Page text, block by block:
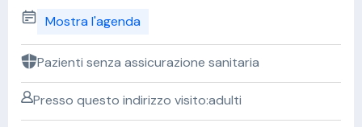
Mostra l'agenda
Pazienti senza assicurazione sanitaria
Presso questo indirizzo visito:adulti